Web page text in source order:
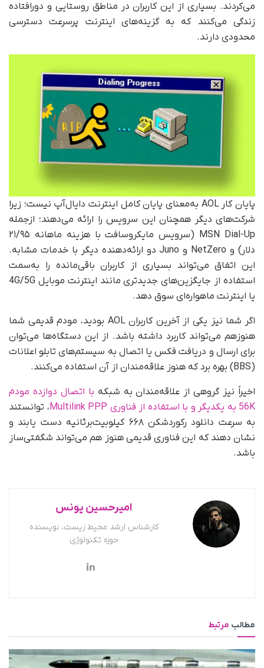
می‌کردند. بسیاری از این کاربران در مناطق روستایی و دورافتاده
زندگی می‌کنند که به گزینه‌های اینترنت پرسرعت دسترسی
محدودی دارند.
پایان کار AOL به‌معنای پایان کامل اینترنت دایال‌آپ نیست؛ زیرا
شرکت‌های دیگر همچنان این سرویس را ارائه می‌دهند؛ ازجمله
MSN Dial-Up (سرویس مایکروسافت با هزینه ماهانه ۲۱/۹۵
دلار) و NetZero و Juno دو ارائه‌دهنده دیگر با خدمات مشابه.
این اتفاق می‌تواند بسیاری از کاربران باقی‌مانده را به‌سمت
استفاده از جایگزین‌های جدیدتری مانند اینترنت موبایل 4G/5G
یا اینترنت ماهواره‌ای سوق دهد.
اگر شما نیز یکی از آخرین کاربران AOL بودید، مودم قدیمی شما
هنوزهم می‌تواند کاربرد داشته باشد. از این دستگاه‌ها می‌توان
برای ارسال و دریافت فکس یا اتصال به سیستم‌های تابلو اعلانات
(BBS) بهره برد که هنوز علاقه‌مندان از آن استفاده می‌کنند.
اخیراً نیز گروهی از علاقه‌مندان به شبکه با اتصال دوازده مودم
56K به یکدیگر و با استفاده از فناوری Multilink PPP
، توانستند
به سرعت دانلود رکوردشکن ۶۶۸ کیلوبیت‌بر‌ثانیه دست یابند و
نشان دهند که این فناوری قدیمی هنوز هم می‌تواند شگفتی‌ساز
باشد.
امیرحسین یونس
کارشناس ارشد محیط زیست، نویسنده
حوزه تکنولوژی
مطالب مرتبط